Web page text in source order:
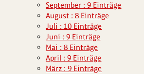
September : 9 Einträge
August : 8 Einträge
Juli : 10 Einträge
Juni : 9 Einträge
Mai : 8 Einträge
April : 9 Einträge
März : 9 Einträge